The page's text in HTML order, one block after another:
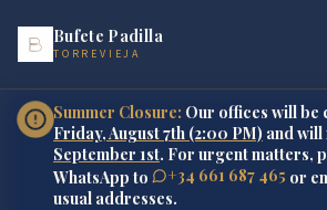
Bufete Padilla
TORREVIEJA
Summer Closure: Our offices will be
Friday, August 7th (2:00 PM) and
September 1st. For urgent matters,
WhatsApp to
+34 661 687 465 or
usual addresses.